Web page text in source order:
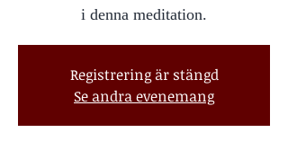
i denna meditation.
Registrering är stängd
Se andra evenemang